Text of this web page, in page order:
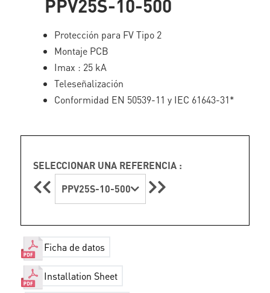
PPV25S-10-500
Protección para FV Tipo 2
Montaje PCB
Imax : 25 kA
Teleseñalización
Conformidad EN 50539-11 y IEC 61643-31*
SELECCIONAR UNA REFERENCIA :
PPV25S-10-500
Ficha de datos
Installation Sheet